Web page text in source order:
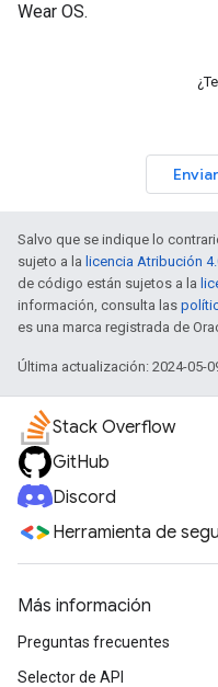
Wear OS.
Salvo que se indique lo
sujeto a la licencia Atribución
de código están sujetos a la
información, consulta las
es una marca registrada de
Última actualización: 2024-05-
Stack Overflow
GitHub
Discord
Herramienta de
Más información
Preguntas frecuentes
Selector de API